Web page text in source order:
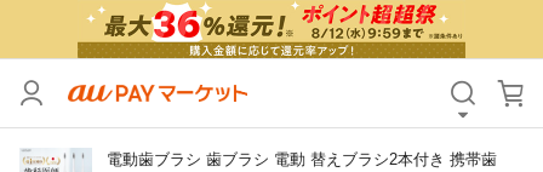
電動歯ブラシ 歯ブラシ 電動 替えブラシ2本付き 携帯歯
カテゴリ すべて
価格 すべて